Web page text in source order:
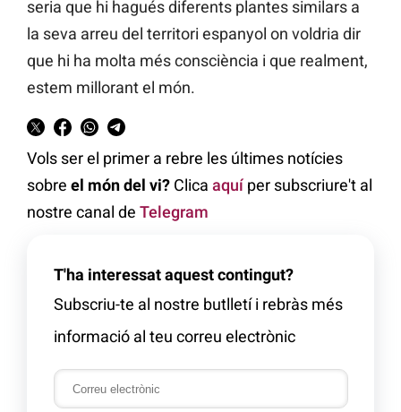
seria que hi hagués diferents plantes similars a
la seva arreu del territori espanyol on voldria dir
que hi ha molta més consciència i que realment,
estem millorant el món.
Vols ser el primer a rebre les últimes notícies
sobre el món del vi? Clica aquíper subscriure't al
nostre canal de Telegram
T'ha interessat aquest contingut?
Subscriu-te al nostre butlletí i rebràs més
informació al teu correu electrònic